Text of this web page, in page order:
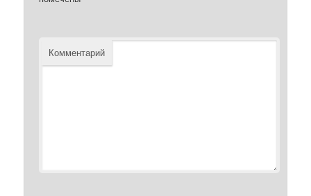
Комментарий